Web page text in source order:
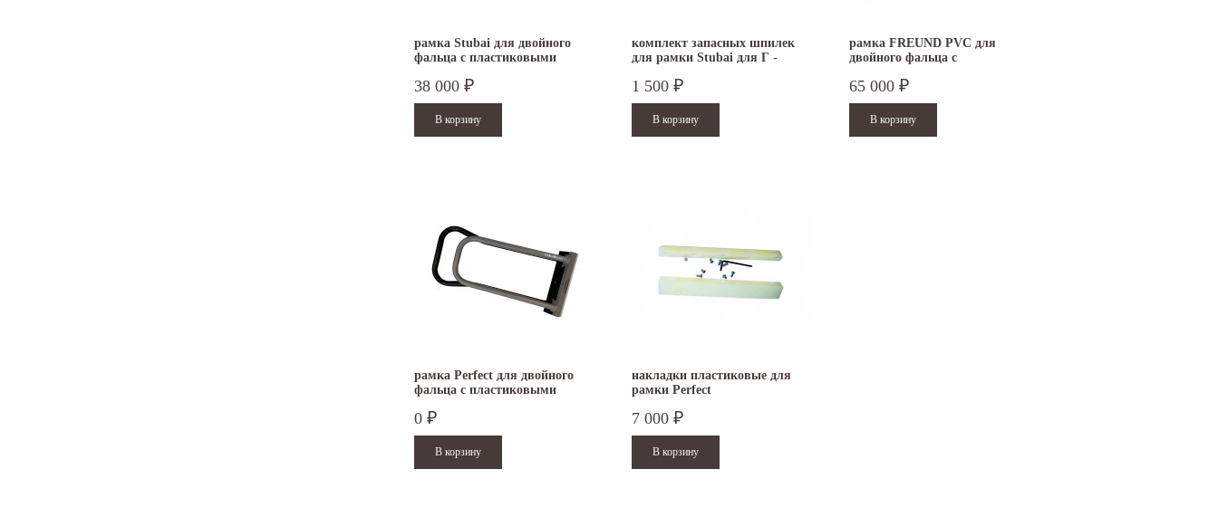
рамка Stubai для двойного
фальца с пластиковыми
38 000 ₽
комплект запасных шпилек
для рамки Stubai для Г -
1 500 ₽
рамка FREUND PVC для
двойного фальца с
65 000 ₽
рамка Perfect для двойного
фальца с пластиковыми
0 ₽
накладки пластиковые для
рамки Perfect
7 000 ₽